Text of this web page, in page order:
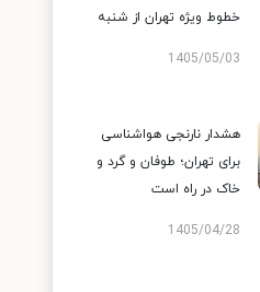
خطوط ویژه تهران از شنبه
1405/05/03
هشدار نارنجی هواشناسی
برای تهران؛ طوفان و گرد و
خاک در راه است
1405/04/28